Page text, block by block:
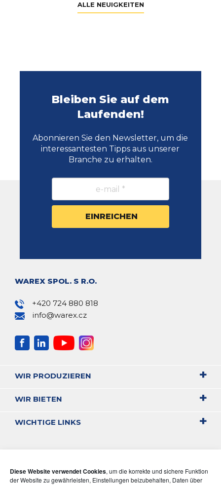
Diese Website verwendet Cookies, um die korrekte und sichere Funktion
der Website zu gewährleisten, Einstellungen beizubehalten, Daten über
ALLE NEUIGKEITEN
Bleiben Sie auf dem
Laufenden!
Abonnieren Sie den Newsletter, um die
interessantesten Tipps aus unserer
Branche zu erhalten.
WAREX SPOL. S R.O.
+420 724 880 818
info@warex.cz
WIR PRODUZIEREN
WIR BIETEN
WICHTIGE LINKS